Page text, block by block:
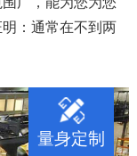
：通常在不到两
量身定制